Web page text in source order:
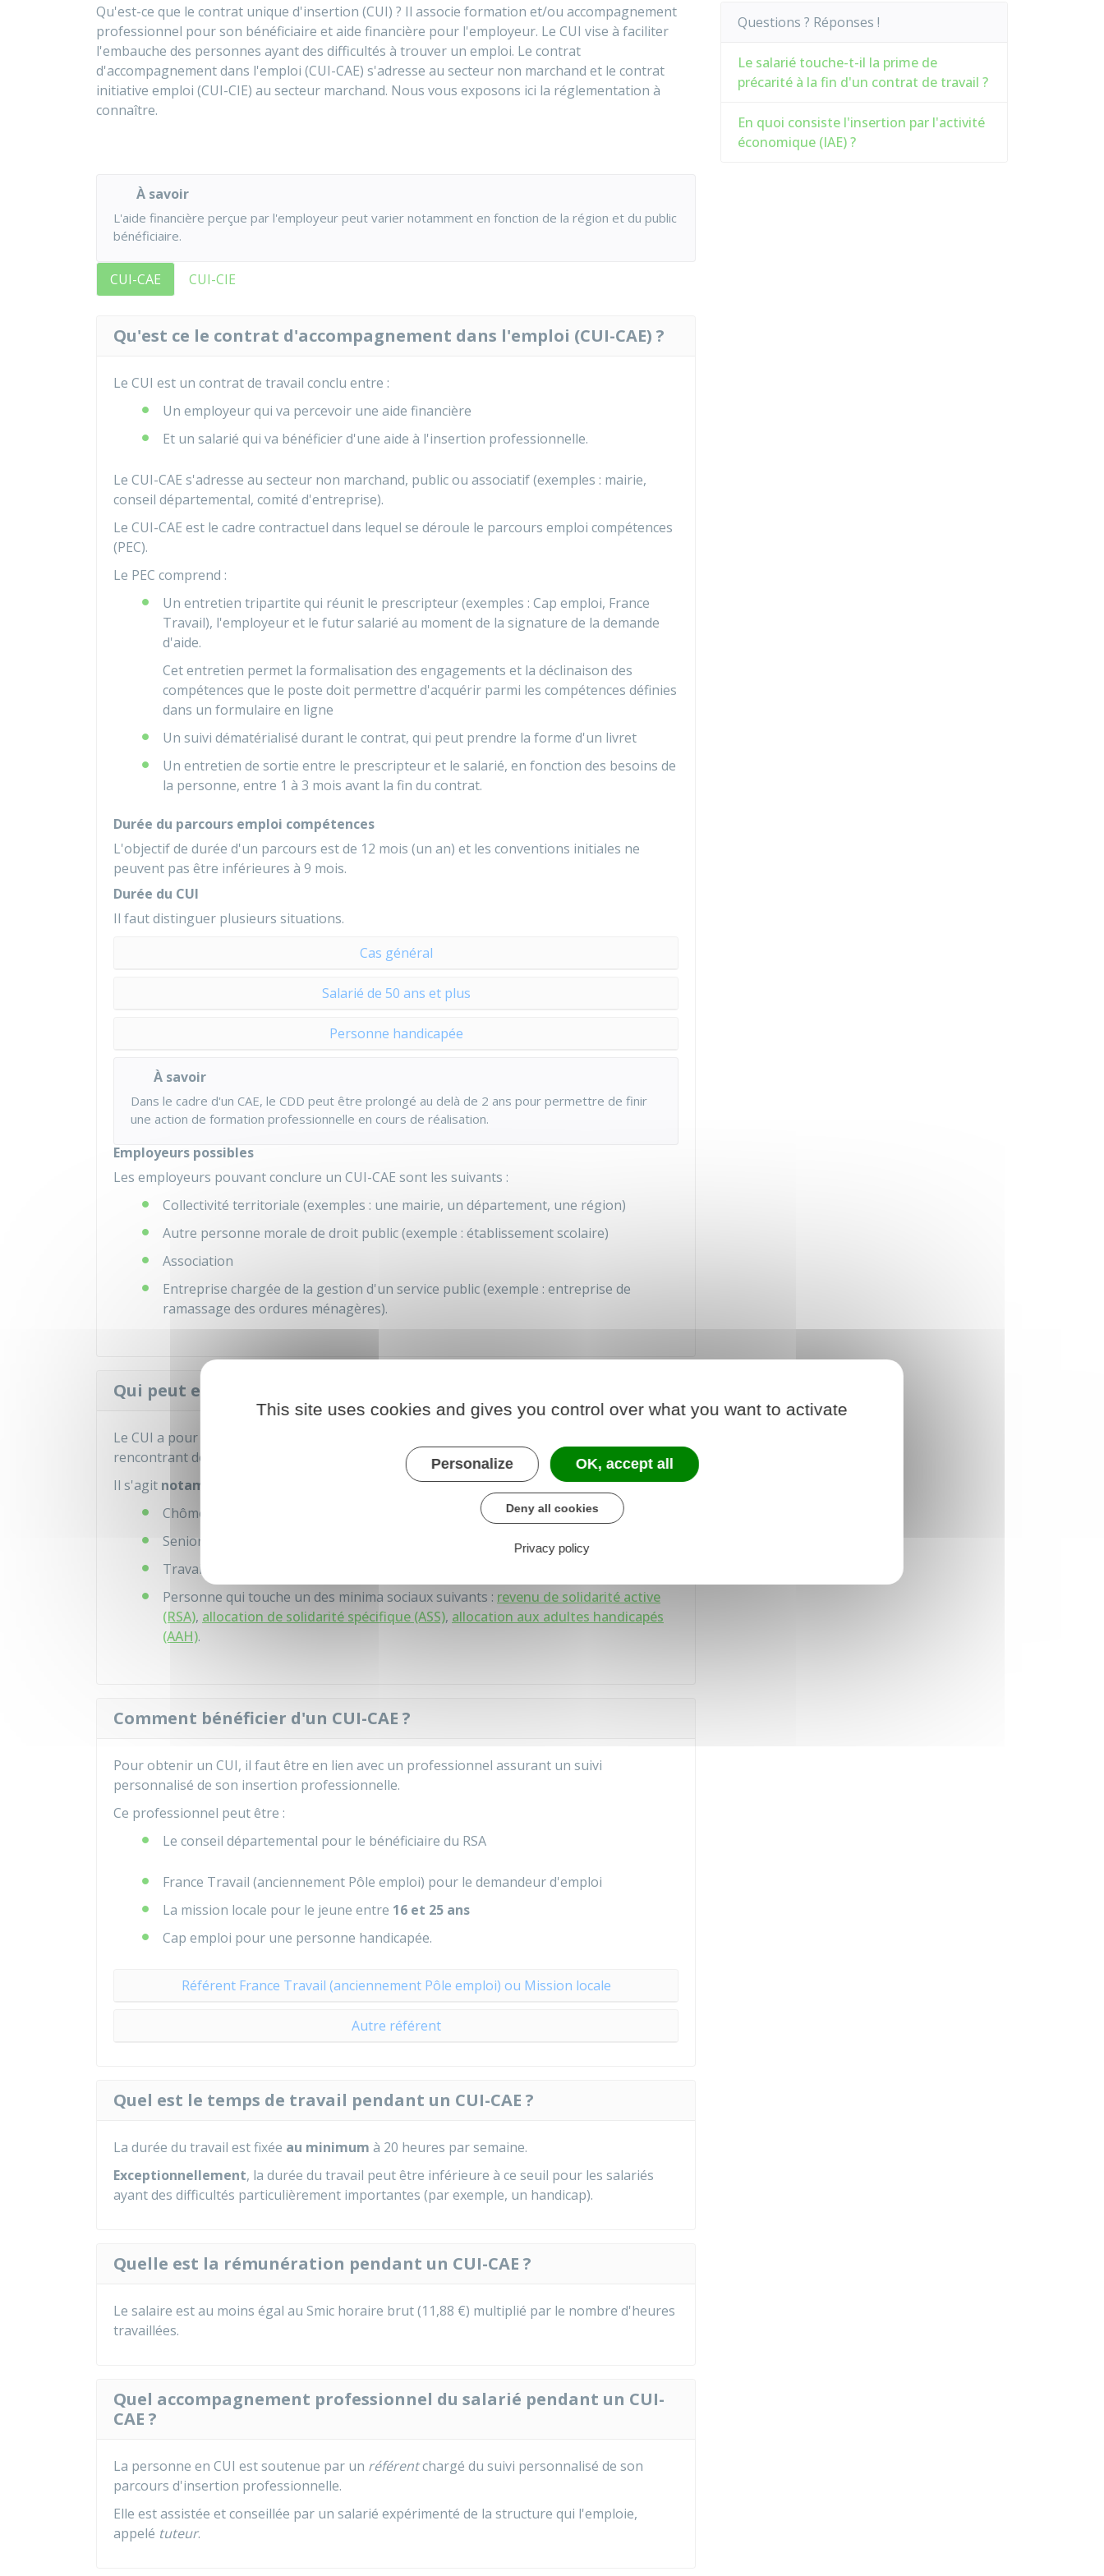
Qu'est-ce que le contrat unique d'insertion (CUI) ? Il associe formation et/ou accompagnement
professionnel pour son bénéficiaire et aide financière pour l'employeur. Le CUI vise à faciliter
l'embauche des personnes ayant des difficultés à trouver un emploi. Le contrat
d'accompagnement dans l'emploi (CUI-CAE) s'adresse au secteur non marchand et le contrat
initiative emploi (CUI-CIE) au secteur marchand. Nous vous exposons ici la réglementation à
connaître.
À savoir
L'aide financière perçue par l'employeur peut varier notamment en fonction de la région et du public
bénéficiaire.
CUI-CAE CUI-CIE
Qu'est ce le contrat d'accompagnement dans l'emploi (CUI-CAE) ?
Le CUI est un contrat de travail conclu entre :
Un employeur qui va percevoir une aide financière
Et un salarié qui va bénéficier d'une aide à l'insertion professionnelle.
Le CUI-CAE s'adresse au secteur non marchand, public ou associatif (exemples : mairie,
conseil départemental, comité d'entreprise).
Le CUI-CAE est le cadre contractuel dans lequel se déroule le parcours emploi compétences
(PEC).
Le PEC comprend :
Un entretien tripartite qui réunit le prescripteur (exemples : Cap emploi, France
Travail), l'employeur et le futur salarié au moment de la signature de la demande
d'aide.
Cet entretien permet la formalisation des engagements et la déclinaison des
compétences que le poste doit permettre d'acquérir parmi les compétences définies
dans un formulaire en ligne
Un suivi dématérialisé durant le contrat, qui peut prendre la forme d'un livret
Un entretien de sortie entre le prescripteur et le salarié, en fonction des besoins de
la personne, entre 1 à 3 mois avant la fin du contrat.
Durée du parcours emploi compétences
L'objectif de durée d'un parcours est de 12 mois (un an) et les conventions initiales ne
peuvent pas être inférieures à 9 mois.
Durée du CUI
Il faut distinguer plusieurs situations.
Cas général
Salarié de 50 ans et plus
Personne handicapée
À savoir
Dans le cadre d'un CAE, le CDD peut être prolongé au delà de 2 ans pour permettre de finir
une action de formation professionnelle en cours de réalisation.
Employeurs possibles
Les employeurs pouvant conclure un CUI-CAE sont les suivants :
Collectivité territoriale (exemples : une mairie, un département, une région)
Autre personne morale de droit public (exemple : établissement scolaire)
Association
Entreprise chargée de la gestion d'un service public (exemple : entreprise de
ramassage des ordures ménagères).
Qui peut en bénéficier d'un CUI-CAE ?
Le CUI a pour objet de faciliter l'insertion professionnelle des personnes sans emploi
rencontrant des difficultés sociales et professionnelles particulières d'accès à l'emploi.
Il s'agit notamment
Chômeur de longue durée
Senior
Travailleur handicapé
Personne qui touche un des minima sociaux suivants : revenu de solidarité active
(RSA), allocation de solidarité spécifique (ASS), allocation aux adultes handicapés
(AAH).
Comment bénéficier d'un CUI-CAE ?
Pour obtenir un CUI, il faut être en lien avec un professionnel assurant un suivi
personnalisé de son insertion professionnelle.
Ce professionnel peut être :
Le conseil départemental pour le bénéficiaire du RSA
France Travail (anciennement Pôle emploi) pour le demandeur d'emploi
La mission locale pour le jeune entre 16 et 25 ans
Cap emploi pour une personne handicapée.
Référent France Travail (anciennement Pôle emploi) ou Mission locale
Autre référent
Quel est le temps de travail pendant un CUI-CAE ?
La durée du travail est fixée au minimum à 20 heures par semaine.
Exceptionnellement, la durée du travail peut être inférieure à ce seuil pour les salariés
ayant des difficultés particulièrement importantes (par exemple, un handicap).
Quelle est la rémunération pendant un CUI-CAE ?
Le salaire est au moins égal au Smic horaire brut (11,88 €) multiplié par le nombre d'heures
travaillées.
Quel accompagnement professionnel du salarié pendant un CUI-
CAE ?
La personne en CUI est soutenue par un référentchargé du suivi personnalisé de son
parcours d'insertion professionnelle.
Elle est assistée et conseillée par un salarié expérimenté de la structure qui l'emploie,
appelé tuteur.
Questions ? Réponses !
Le salarié touche-t-il la prime de
précarité à la fin d'un contrat de travail ?
En quoi consiste l'insertion par l'activité
économique (IAE) ?
This site uses cookies and gives you control over what you want to activate
Personalize OK, accept all
Deny all cookies
Privacy policy